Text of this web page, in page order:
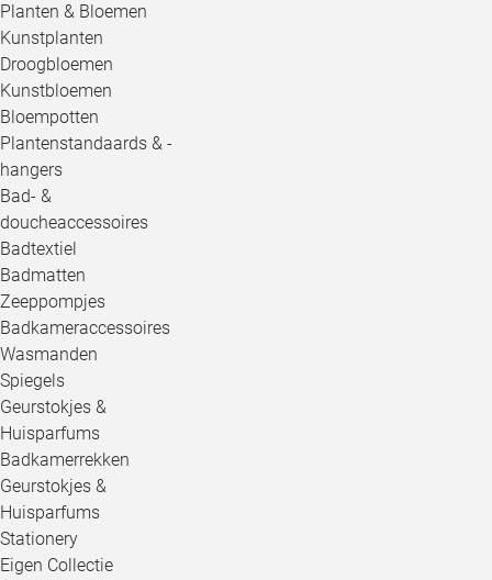
Planten & Bloemen
Kunstplanten
Droogbloemen
Kunstbloemen
Bloempotten
Plantenstandaards & -
hangers
Bad- &
doucheaccessoires
Badtextiel
Badmatten
Zeeppompjes
Badkameraccessoires
Wasmanden
Spiegels
Geurstokjes &
Huisparfums
Badkamerrekken
Geurstokjes &
Huisparfums
Stationery
Eigen Collectie